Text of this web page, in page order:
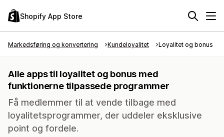
Shopify App Store
Markedsføring og konvertering Kundeloyalitet Loyalitet og bonus
Alle apps til loyalitet og bonus med
funktionerne tilpassede programmer
Få medlemmer til at vende tilbage med
loyalitetsprogrammer, der uddeler eksklusive
point og fordele.